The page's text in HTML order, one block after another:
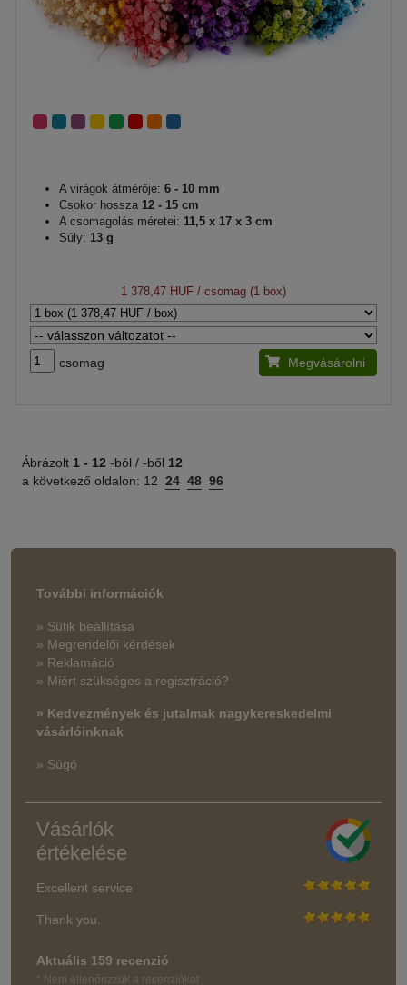
A virágok átmérője: 6 - 10 mm
Csokor hossza 12 - 15 cm
A csomagolás méretei: 11,5 x 17 x 3 cm
Súly: 13 g
1 378,47 HUF / csomag (1 box)
csomag Megvásárolni
Ábrázolt 1 - 12 -ból / -ből 12
a következő oldalon: 12 24 48 96
További információk
» Sütik beállítása
» Megrendelői kérdések
» Reklamáció
» Miért szükséges a regisztráció?
» Kedvezmények és jutalmak nagykereskedelmi
vásárlóinknak
» Súgó
Vásárlók
értékelése
Excellent service
Thank you.
Aktuális 159 recenzió
* Nem ellenőrizzük a recenziókat